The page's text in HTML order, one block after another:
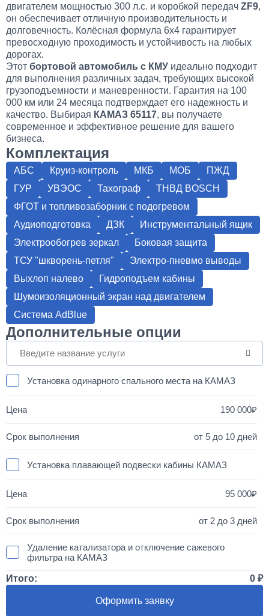
двигателем мощностью 300 л.с. и коробкой передач ZF9,
он обеспечивает отличную производительность и
долговечность. Колёсная формула 6х4 гарантирует
превосходную проходимость и устойчивость на любых
дорогах.
Этот бортовой автомобиль с КМУ идеально подходит
для выполнения различных задач, требующих высокой
грузоподъемности и маневренности. Гарантия на 100
000 км или 24 месяца подтверждает его надежность и
качество. Выбирая КАМАЗ 65117, вы получаете
современное и эффективное решение для вашего
бизнеса.
Комплектация
АБС Круиз-контроль МКБ МОБ
ПЖД
ГУР
УВЭОС Тахограф
ТНВД BOSCH
ФГОТ и топливозаборник с подогревом
Аудиоподготовка
ДЗК
Инструментальный ящик
Электрообогрев зеркал
Боковая защита
ТСУ "шкворень-петля"
Электро-пневмо выводы
Выхлоп налево
Гидроподъем кабины
Шумоизоляционный экран над двигателем
Система AdBlue
Дополнительные опции
Установка одинарного спального места на КАМАЗ
190 000
от 5 до 10 дней
Установка плавающей подвески кабины КАМАЗ
95 000
от 2 до 3 дней
Удаление катализатора и отключение сажевого
фильтра на КАМАЗ
50 000
Итого: 0
Оформить заявку